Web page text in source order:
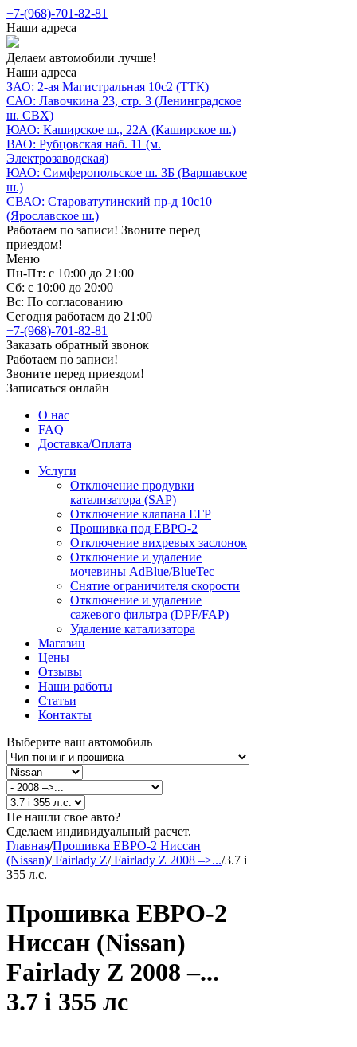
+7-(968)-701-82-81
Наши адреса
Делаем автомобили лучше!
Наши адреса
ЗАО: 2-ая Магистральная 10с2 (ТТК)
САО: Лавочкина 23, стр. 3 (Ленинградское
ш. СВХ)
ЮАО: Каширское ш., 22А (Каширское ш.)
ВАО: Рубцовская наб. 11 (м.
Электрозаводская)
ЮАО: Симферопольское ш. 3Б (Варшавское
ш.)
СВАО: Староватутинский пр-д 10с10
(Ярославское ш.)
Работаем по записи! Звоните перед
приездом!
Меню
Пн-Пт: с 10:00 до 21:00
Сб: с 10:00 до 20:00
Вс: По согласованию
Сегодня работаем до 21:00
+7-(968)-701-82-81
Заказать обратный звонок
Работаем по записи!
Звоните перед приездом!
Записаться онлайн
О нас
FAQ
Доставка/Оплата
Услуги
Отключение продувки
катализатора (SAP)
Отключение клапана ЕГР
Прошивка под ЕВРО-2
Отключение вихревых заслонок
Отключение и удаление
мочевины AdBlue/BlueTec
Снятие ограничителя скорости
Отключение и удаление
сажевого фильтра (DPF/FAP)
Удаление катализатора
Магазин
Цены
Отзывы
Наши работы
Статьи
Контакты
Выберите ваш автомобиль
Не нашли свое авто?
Сделаем индивидуальный расчет.
Главная/Прошивка ЕВРО-2 Ниссан
(Nissan)/Fairlady Z/Fairlady Z 2008 –>.../3.7 i
355 л.с.
Прошивка ЕВРО-2
Ниссан (Nissan)
Fairlady Z 2008 –...
3.7 i 355 лс